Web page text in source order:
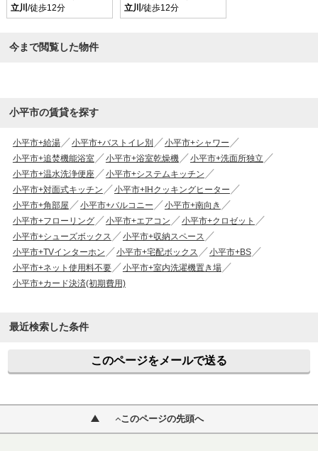
立川 /徒歩12分
立川 /徒歩12分
今まで閲覧した物件
小平市の賃貸を探す
小平市+給湯 小平市+バストイレ別
小平市+シャワー
小平市+追焚機能浴室
小平市+浴室乾燥機
小平市+洗面所独立
小平市+温水洗浄便座
小平市+システムキッチン
小平市+対面式キッチン
小平市+IHクッキングヒーター
小平市+角部屋
小平市+バルコニー
小平市+南向き
小平市+フローリング
小平市+エアコン
小平市+クロゼット
小平市+シューズボックス
小平市+収納スペース
小平市+TVインターホン
小平市+宅配ボックス
小平市+BS
小平市+ネット使用料不要
小平市+室内洗濯機置き場
小平市+カード決済(初期費用)
最近検索した条件
このページをメールで送る
このページの先頭へ